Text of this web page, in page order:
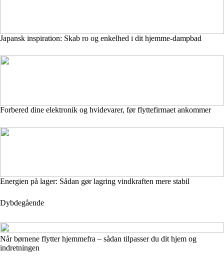
Japansk inspiration: Skab ro og enkelhed i dit hjemme-dampbad
Forbered dine elektronik og hvidevarer, før flyttefirmaet ankommer
Energien på lager: Sådan gør lagring vindkraften mere stabil
Dybdegående
Når børnene flytter hjemmefra – sådan tilpasser du dit hjem og
indretningen